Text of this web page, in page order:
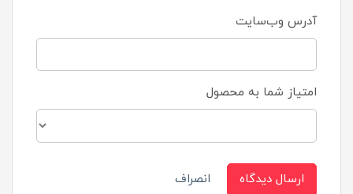
آدرس وب‌سایت
امتیاز شما به محصول
ارسال دیدگاه انصراف